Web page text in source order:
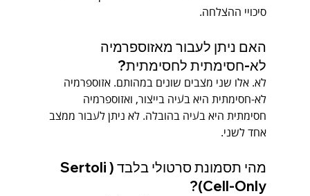
סיכויי ההצלחה.
האם ניתן לעבור מאזוספרמיה
לא-חסימתית לחסימתית?
לא. אלו שני מצבים שונים במהותם. אזוספרמיה
לא-חסימתית היא בעיה בייצור, ואזוספרמיה
חסימתית היא בעיה בהובלה. לא ניתן לעבור ממצב
אחד לשני.
מהי תסמונת סרטולי בלבד (Sertoli
Cell-Only)?